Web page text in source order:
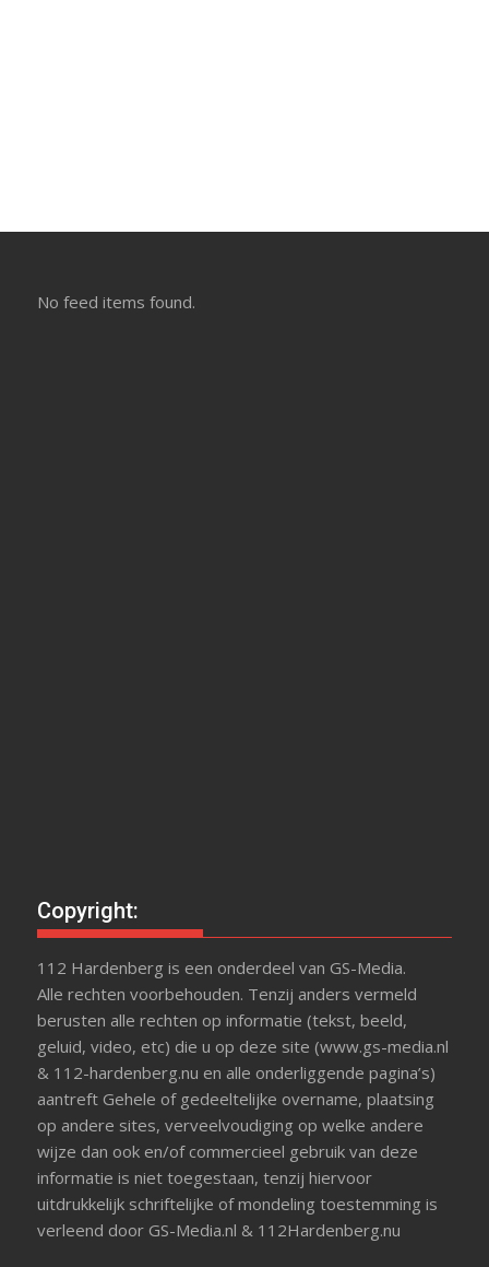
No feed items found.
Copyright:
112 Hardenberg is een onderdeel van GS-Media.
Alle rechten voorbehouden. Tenzij anders vermeld
berusten alle rechten op informatie (tekst, beeld,
geluid, video, etc) die u op deze site (www.gs-media.nl
& 112-hardenberg.nu en alle onderliggende pagina’s)
aantreft Gehele of gedeeltelijke overname, plaatsing
op andere sites, verveelvoudiging op welke andere
wijze dan ook en/of commercieel gebruik van deze
informatie is niet toegestaan, tenzij hiervoor
uitdrukkelijk schriftelijke of mondeling toestemming is
verleend door GS-Media.nl & 112Hardenberg.nu